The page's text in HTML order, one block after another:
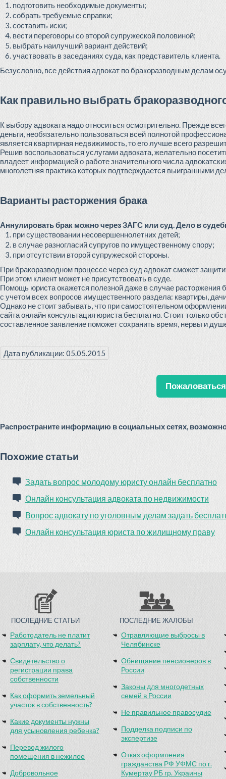
подготовить необходимые документы;
собрать требуемые справки;
составить иски;
вести переговоры со второй супружеской половиной;
выбрать наилучший вариант действий;
участвовать в заседаниях суда, как представитель клиента.
Безусловно, все действия адвокат по бракоразводным делам
Как правильно выбрать
К выбору адвоката надо относиться осмотрительно. Прежде
деньги, необязательно пользоваться всей полнотой
является квартирная недвижимость, то его лучше всего
Решив воспользоваться услугами адвоката, желательно
владеет информацией о работе значительного числа
многолетняя практика которых подтверждается выигранными
Варианты расторжения брака
Аннулировать брак можно через ЗАГС или суд. Дело в
при существовании несовершеннолетних детей;
в случае разногласий супругов по имущественному спору;
при отсутствии второй супружеской стороны.
При бракоразводном процессе через суд адвокат сможет
При этом клиент может не присутствовать в суде.
Помощь юриста окажется полезной даже в случае
с учетом всех вопросов имущественного раздела: квартиры,
Однако не стоит забывать, что при самостоятельном
сайта онлайн консультация юриста бесплатно. Стоит только
составленное заявление поможет сохранить время, нервы и
Дата публикации: 05.05.2015
Распространите информацию в социальных сетях,
Похожие статьи
Задать вопрос молодому юристу онлайн бесплатно
Онлайн консультация адвоката по недвижимости
Вопрос адвокату по уголовным делам задать
Онлайн консультация юриста по жилищному праву
ПОСЛЕДНИЕ СТАТЬИ
Работодатель не платит
зарплату, что делать?
Свидетельство о
регистрации права
собственности
Как оформить земельный
участок в собственность?
Какие документы нужны
для усыновления ребенка?
Перевод жилого
помещения в нежилое
Добровольное
ПОСЛЕДНИЕ ЖАЛОБЫ
Отравляющие выбросы в
Челябинске
Обнищание пенсионеров в
России
Законы для многодетных
семей в России
Не правильное правосудие
Подделка подписи по
экспертизе
Отказ оформления
гражданства РФ УФМС по г.
Кумертау РБ гр. Украины